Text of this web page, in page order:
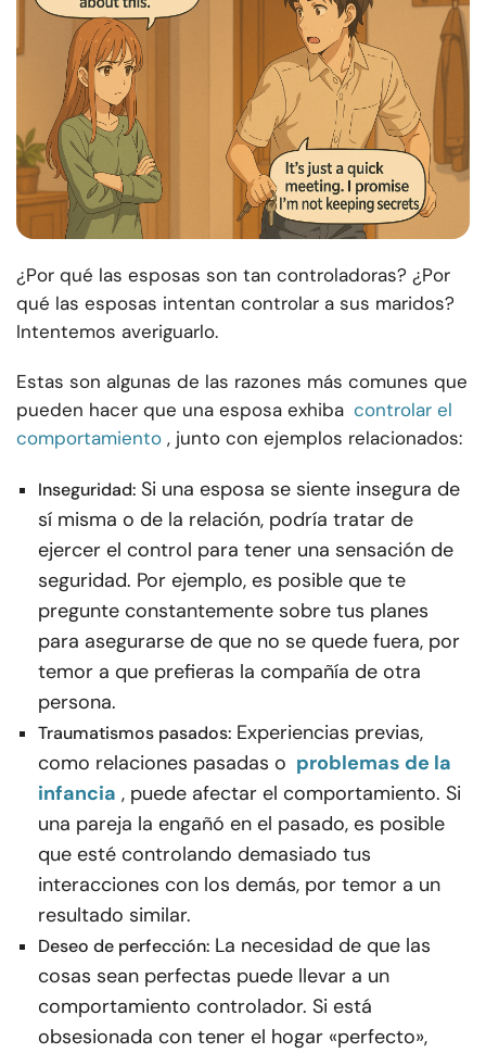
¿Por qué las esposas son tan controladoras? ¿Por
qué las esposas intentan controlar a sus maridos?
Intentemos averiguarlo.
Estas son algunas de las razones más comunes que
pueden hacer que una esposa exhiba controlar el
comportamiento , junto con ejemplos relacionados:
Inseguridad: Si una esposa se siente insegura de
sí misma o de la relación, podría tratar de
ejercer el control para tener una sensación de
seguridad. Por ejemplo, es posible que te
pregunte constantemente sobre tus planes
para asegurarse de que no se quede fuera, por
temor a que prefieras la compañía de otra
persona.
Traumatismos pasados: Experiencias previas,
como relaciones pasadas o problemas de la
infancia , puede afectar el comportamiento. Si
una pareja la engañó en el pasado, es posible
que esté controlando demasiado tus
interacciones con los demás, por temor a un
resultado similar.
Deseo de perfección: La necesidad de que las
cosas sean perfectas puede llevar a un
comportamiento controlador. Si está
obsesionada con tener el hogar «perfecto»,